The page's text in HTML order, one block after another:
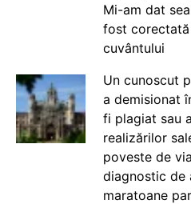
Mi-am dat
fost corectată
cuvântului
Un cunoscut
a demisionat
fi plagiat sau
realizărilor
poveste de
diagnostic de
maratoane